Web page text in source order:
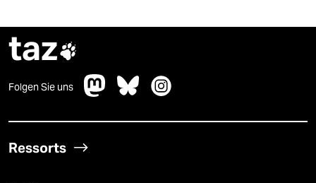
taz
Folgen Sie uns
Ressorts